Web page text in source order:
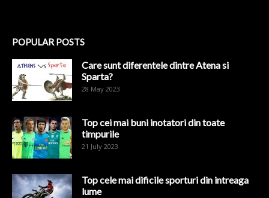
POPULAR POSTS
Care sunt diferentele dintre Atena si
Sparta?
28 May 2023
Top cei mai buni inotatori din toate
timpurile
21 July 2023
Top cele mai dificile sporturi din intreaga
lume